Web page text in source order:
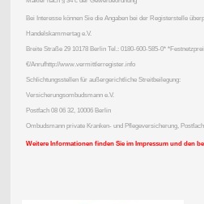
Bei Interesse können Sie die Angaben bei der Registerstelle
Handelskammertag e.V.
Breite Straße 29 10178 Berlin Tel.: 0180-600-585-0*
€/Anrufhttp://www.vermittlerregister.info
Schlichtungsstellen für außergerichtliche Streitbeilegung:
Versicherungsombudsmann e.V.
Postfach 08 06 32, 10006 Berlin
Ombudsmann private Kranken- und Pflegeversicherung,
Weitere Informationen finden Sie im Impressum und den